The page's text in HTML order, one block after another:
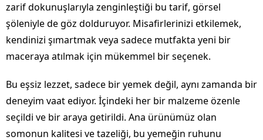
zarif dokunuşlarıyla zenginleştiği bu tarif, görsel
şöleniyle de göz dolduruyor. Misafirlerinizi etkilemek,
kendinizi şımartmak veya sadece mutfakta yeni bir
maceraya atılmak için mükemmel bir seçenek.
Bu eşsiz lezzet, sadece bir yemek değil, aynı zamanda bir
deneyim vaat ediyor. İçindeki her bir malzeme özenle
seçildi ve bir araya getirildi. Ana ürünümüz olan
somonun kalitesi ve tazeliği, bu yemeğin ruhunu